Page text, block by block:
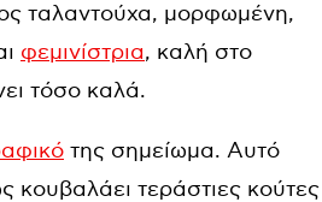
ταλαντούχα, μορφωμένη,
φεμινίστρια, καλή στο
τόσο καλά.
της σημείωμα. Αυτό
κουβαλάει τεράστιες κούτες